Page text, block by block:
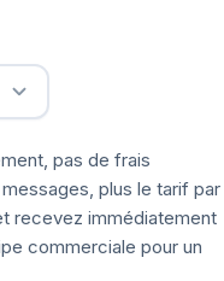
pas de frais
plus le tarif par
recevez immédiatement
commerciale pour un